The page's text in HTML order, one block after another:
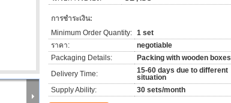
การชำระเงิน:
Minimum Order Quantity: 1 set
ราคา:
negotiable
Packaging Details:
Packing with wooden boxes
Delivery Time:
15-60 days due to different
situation
Supply Ability:
30 sets/month